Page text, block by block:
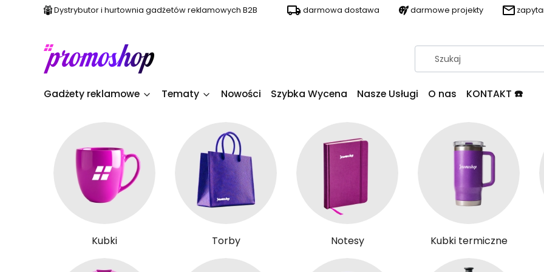
Dystrybutor i hurtownia gadżetów reklamowych B2B darmowa dostawa darmowe projekty
Gadżety reklamowe Tematy Nowości Szybka Wycena Nasze Usługi O nas KONTAKT ☎️
Kubki Torby Notesy Kubki termiczne